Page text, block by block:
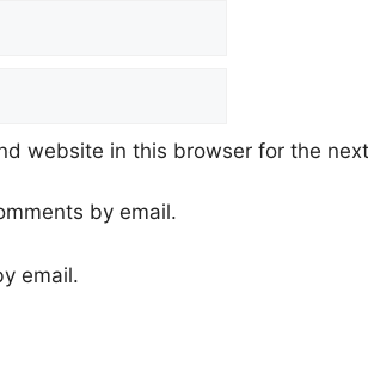
website in this browser for the
by email.
email.